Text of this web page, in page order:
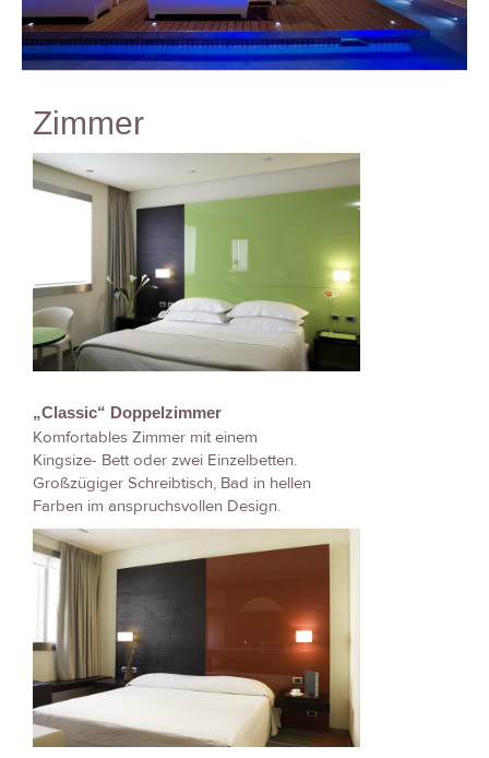
Zimmer
„Classic“ Doppelzimmer
Komfortables Zimmer mit einem
Kingsize- Bett oder zwei Einzelbetten.
Großzügiger Schreibtisch, Bad in hellen
Farben im anspruchsvollen Design.